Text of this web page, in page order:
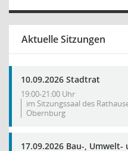
Aktuelle Sitzungen
10.09.2026 Stadtrat
19:00-21:00 Uhr
im Sitzungssaal des
Obernburg
17.09.2026 Bau-, Umwelt-